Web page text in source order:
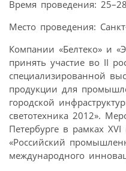
Время проведения:
Место проведения:
Компании «Белтеко» и
принять участие во II
специализированной
продукции для
городской
светотехника 2012».
Петербурге в рамках
«Российский
международного